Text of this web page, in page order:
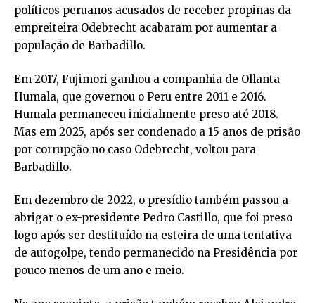
políticos peruanos acusados de receber propinas da
empreiteira Odebrecht acabaram por aumentar a
população de Barbadillo.
Em 2017, Fujimori ganhou a companhia de Ollanta
Humala, que governou o Peru entre 2011 e 2016.
Humala permaneceu inicialmente preso até 2018.
Mas em 2025, após ser condenado a 15 anos de prisão
por corrupção no caso Odebrecht, voltou para
Barbadillo.
Em dezembro de 2022, o presídio também passou a
abrigar o ex-presidente Pedro Castillo, que foi preso
logo após ser destituído na esteira de uma tentativa
de autogolpe, tendo permanecido na Presidência por
pouco menos de um ano e meio.